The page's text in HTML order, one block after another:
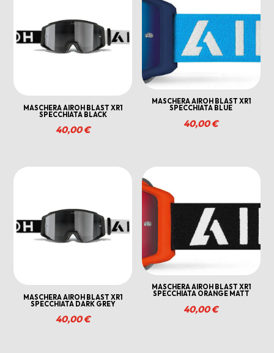
MASCHERA AIROH BLAST XR1
SPECCHIATA BLACK
40,00€
MASCHERA AIROH BLAST XR1
SPECCHIATA BLUE
40,00€
MASCHERA AIROH BLAST XR1
SPECCHIATA DARK GREY
40,00€
MASCHERA AIROH BLAST XR1
SPECCHIATA ORANGE MATT
40,00€